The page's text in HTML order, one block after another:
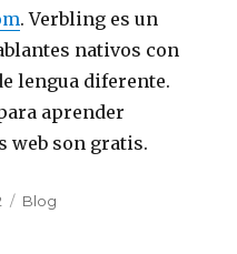
. Verbling es un
nativos con
lengua diferente.
aprender
web son gratis.
Categories
Blog